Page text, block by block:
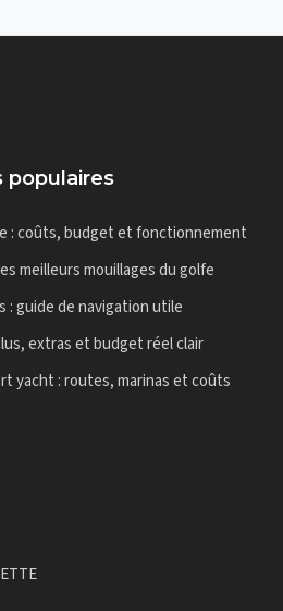
populaires
: coûts, budget et fonctionnement
meilleurs mouillages du golfe
: guide de navigation utile
extras et budget réel clair
yacht : routes, marinas et coûts